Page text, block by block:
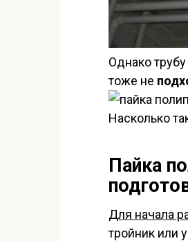
Однако
тоже не
Насколько
Пайка
Для начала
тройник или